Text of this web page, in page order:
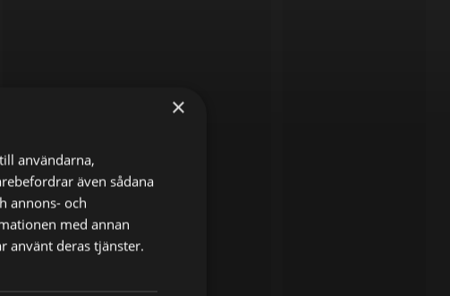
×
användarna,
även sådana
annons- och
med annan
använt deras tjänster.